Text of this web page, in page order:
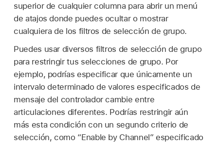
superior de cualquier columna para abrir un menú
de atajos donde puedes ocultar o mostrar
cualquiera de los filtros de selección de grupo.
Puedes usar diversos filtros de selección de grupo
para restringir tus selecciones de grupo. Por
ejemplo, podrías especificar que únicamente un
intervalo determinado de valores especificados de
mensaje del controlador cambie entre
articulaciones diferentes. Podrías restringir aún
más esta condición con un segundo criterio de
selección, como “Enable by Channel” especificado